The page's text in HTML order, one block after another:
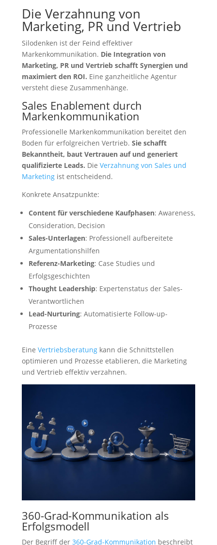
Die Verzahnung von
Marketing, PR und Vertrieb
Silodenken ist der Feind effektiver
Markenkommunikation. Die Integration von
Marketing, PR und Vertrieb schafft Synergien und
maximiert den ROI. Eine ganzheitliche Agentur
versteht diese Zusammenhänge.
Sales Enablement durch
Markenkommunikation
Professionelle Markenkommunikation bereitet den
Boden für erfolgreichen Vertrieb. Sie schafft
Bekanntheit, baut Vertrauen auf und generiert
qualifizierte Leads. Die Verzahnung von Sales und
Marketingist entscheidend.
Konkrete Ansatzpunkte:
Content für verschiedene Kaufphasen: Awareness,
Consideration, Decision
Sales-Unterlagen: Professionell aufbereitete
Argumentationshilfen
Referenz-Marketing: Case Studies und
Erfolgsgeschichten
Thought Leadership: Expertenstatus der Sales-
Verantwortlichen
Lead-Nurturing: Automatisierte Follow-up-
Prozesse
Eine Vertriebsberatungkann die Schnittstellen
optimieren und Prozesse etablieren, die Marketing
und Vertrieb effektiv verzahnen.
360-Grad-Kommunikation als
Erfolgsmodell
Der Begriff der 360-Grad-Kommunikation beschreibt